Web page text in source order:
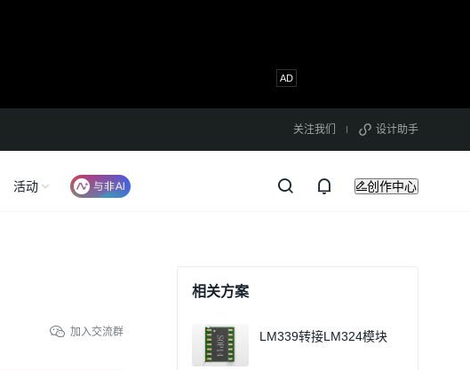
关注我们 设计助手
活动 创作中心
加入交流群
相关方案
LM339转接LM324模块